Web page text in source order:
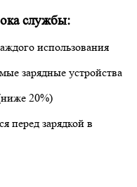
службы:
использования
зарядные устройства
20%)
перед зарядкой в